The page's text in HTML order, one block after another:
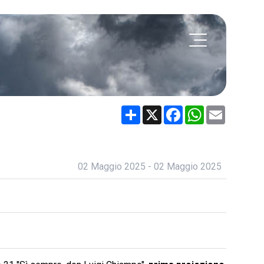
Share X FacebookWhatsApp
02 Maggio 2025 - 02 Maggio 2025